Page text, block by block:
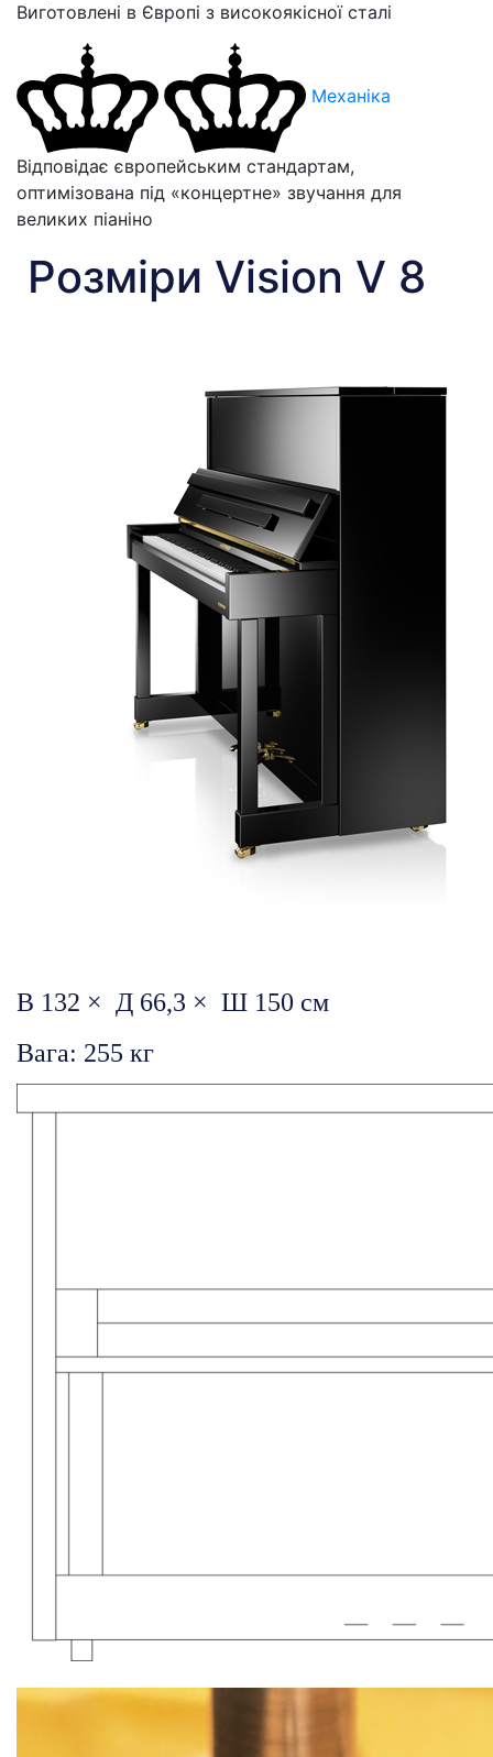
Виготовлені в Європі з високоякісної сталі
Механіка
Відповідає європейським стандартам,
оптимізована під «концертне» звучання для
великих піаніно
Розміри Vision V 8
В 132 × Д 66,3 × Ш 150 см
Вага: 255 кг